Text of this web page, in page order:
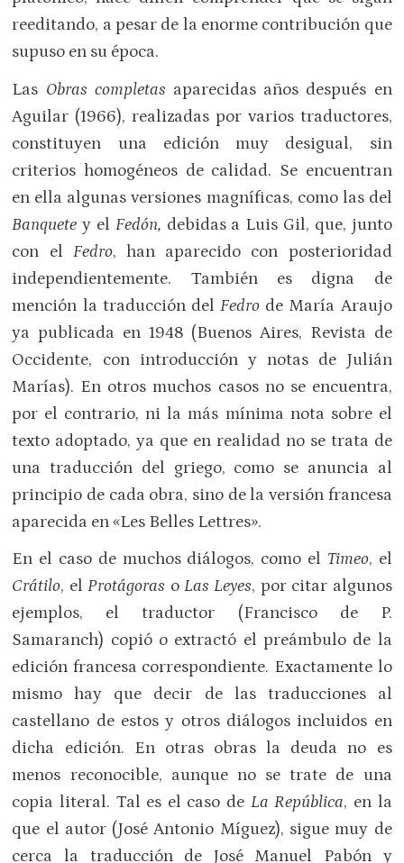
reeditando, a pesar de la enorme contribución que
supuso en su época.
Las Obras completas aparecidas años después en
Aguilar (1966), realizadas por varios traductores,
constituyen una edición muy desigual, sin
criterios homogéneos de calidad. Se encuentran
en ella algunas versiones magníficas, como las del
Banquetey el Fedón, debidas a Luis Gil, que, junto
con el Fedro, han aparecido con posterioridad
independientemente. También es digna de
mención la traducción delFedro de María Araujo
ya publicada en 1948 (Buenos Aires, Revista de
Occidente, con introducción y notas de Julián
Marías). En otros muchos casos no se encuentra,
por el contrario, ni la más mínima nota sobre el
texto adoptado, ya que en realidad no se trata de
una traducción del griego, como se anuncia al
principio de cada obra, sino de la versión francesa
aparecida en «Les Belles Lettres».
En el caso de muchos diálogos, como el Timeo, el
Crátilo, elProtágoras o Las Leyes, por citar algunos
ejemplos, el traductor (Francisco de P.
Samaranch) copió o extractó el preámbulo de la
edición francesa correspondiente. Exactamente lo
mismo hay que decir de las traducciones al
castellano de estos y otros diálogos incluidos en
dicha edición. En otras obras la deuda no es
menos reconocible, aunque no se trate de una
copia literal. Tal es el caso de La República, en la
que el autor (José Antonio Míguez), sigue muy de
cerca la traducción de José Manuel Pabón y